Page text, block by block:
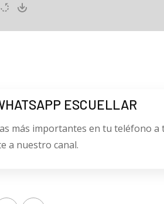
ESCUELLAR
más importantes en tu teléfono a
a nuestro canal.